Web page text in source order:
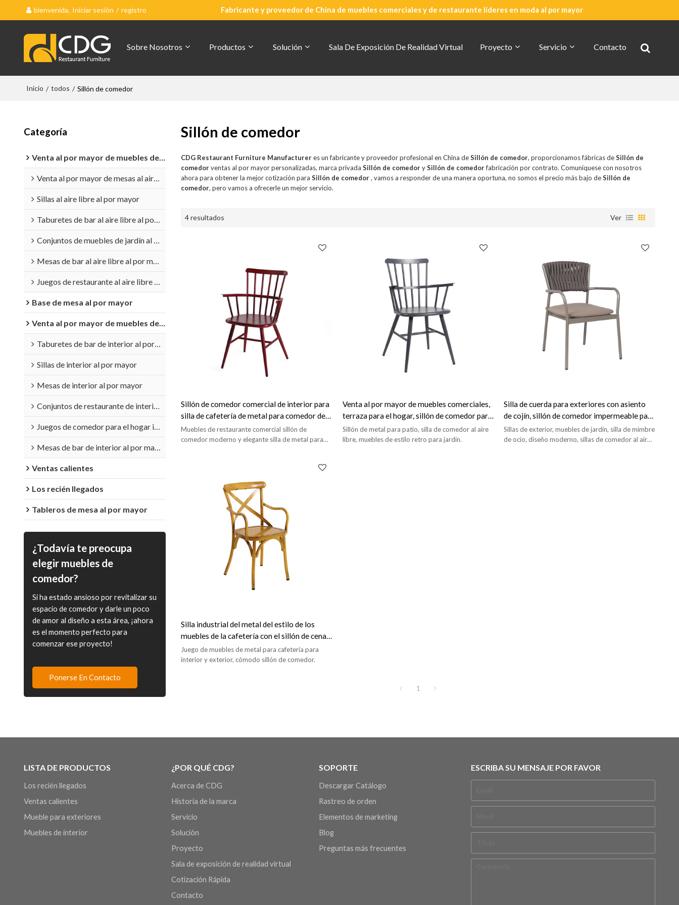
bienvenida, Iniciar sesión / registro Fabricante y proveedor de China de muebles comerciales y de restaurante líderes en moda al por mayor
Sobre Nosotros Productos Solución Sala De Exposición De Realidad Virtual Proyecto Servicio Contacto
Inicio / todos / Sillón de comedor
Categoría
Venta al por mayor de muebles de exterior
Venta al por mayor de mesas al aire libre
Sillas al aire libre al por mayor
Taburetes de bar al aire libre al por mayor
Conjuntos de muebles de jardín al por mayor
Mesas de bar al aire libre al por mayor
Juegos de restaurante al aire libre al por mayor
Base de mesa al por mayor
Venta al por mayor de muebles de interior
Taburetes de bar de interior al por mayor
Sillas de interior al por mayor
Mesas de interior al por mayor
Conjuntos de restaurante de interior al por mayor
Juegos de comedor para el hogar interior al por mayor
Mesas de bar de interior al por mayor
Ventas calientes
Los recién llegados
Tableros de mesa al por mayor
¿Todavía te preocupa
elegir muebles de
comedor?
Si ha estado ansioso por revitalizar su
espacio de comedor y darle un poco
de amor al diseño a esta área, ¡ahora
es el momento perfecto para
comenzar ese proyecto!
Ponerse En Contacto
Sillón de comedor
CDG Restaurant Furniture Manufactureres un fabricante y proveedor profesional en China deSillón de comedor, proporcionamos fábricas deSillón de
comedorventas al por mayor personalizadas, marca privadaSillón de comedorySillón de comedorfabricación por contrato. Comuníquese con nosotros
ahora para obtener la mejor cotización paraSillón de comedor, vamos a responder de una manera oportuna, no somos el precio más bajo deSillón de
comedor, pero vamos a ofrecerle un mejor servicio.
4 resultados Ver
Sillón de comedor comercial de interior para
silla de cafetería de metal para comedor de
restaurante
Muebles de restaurante comercial sillón de
comedor moderno y elegante silla de metal para
Venta al por mayor de muebles comerciales,
terraza para el hogar, sillón de comedor para
jardín, muebles de exterior
Sillón de metal para patio, silla de comedor al aire
libre, muebles de estilo retro para jardín.
Silla de cuerda para exteriores con asiento
de cojín, sillón de comedor impermeable para
jardín, muebles de Patio
Sillas de exterior, muebles de jardín, silla de mimbre
de ocio, diseño moderno, sillas de comedor al aire
Silla industrial del metal del estilo de los
muebles de la cafetería con el sillón de cena
del restaurante de los apoyabrazos
Juego de muebles de metal para cafetería para
interior y exterior, cómodo sillón de comedor.
1
LISTA DE PRODUCTOS
Los recién llegados
Ventas calientes
Mueble para exteriores
Muebles de interior
¿POR QUÉ CDG?
Acerca de CDG
Historia de la marca
Servicio
Solución
Proyecto
Sala de exposición de realidad virtual
Cotización Rápida
Contacto
SOPORTE
Descargar Catálogo
Rastreo de orden
Elementos de marketing
Blog
Preguntas más frecuentes
ESCRIBA SU MENSAJE POR FAVOR